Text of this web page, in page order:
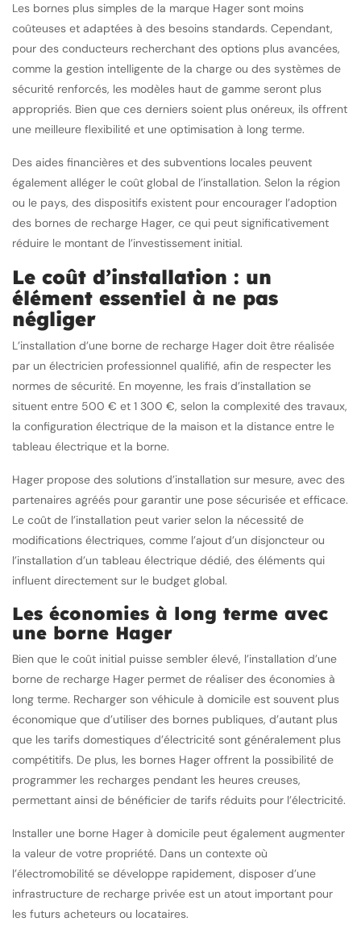
Les bornes plus simples de la marque Hager sont moins
coûteuses et adaptées à des besoins standards. Cependant,
pour des conducteurs recherchant des options plus avancées,
comme la gestion intelligente de la charge ou des systèmes de
sécurité renforcés, les modèles haut de gamme seront plus
appropriés. Bien que ces derniers soient plus onéreux, ils offrent
une meilleure flexibilité et une optimisation à long terme.
Des aides financières et des subventions locales peuvent
également alléger le coût global de l’installation. Selon la région
ou le pays, des dispositifs existent pour encourager l’adoption
des bornes de recharge Hager, ce qui peut significativement
réduire le montant de l’investissement initial.
Le coût d’installation : un
élément essentiel à ne pas
négliger
L’installation d’une borne de recharge Hager doit être réalisée
par un électricien professionnel qualifié, afin de respecter les
normes de sécurité. En moyenne, les frais d’installation se
situent entre 500 € et 1 300 €, selon la complexité des travaux,
la configuration électrique de la maison et la distance entre le
tableau électrique et la borne.
Hager propose des solutions d’installation sur mesure, avec des
partenaires agréés pour garantir une pose sécurisée et efficace.
Le coût de l’installation peut varier selon la nécessité de
modifications électriques, comme l’ajout d’un disjoncteur ou
l’installation d’un tableau électrique dédié, des éléments qui
influent directement sur le budget global.
Les économies à long terme avec
une borne Hager
Bien que le coût initial puisse sembler élevé, l’installation d’une
borne de recharge Hager permet de réaliser des économies à
long terme. Recharger son véhicule à domicile est souvent plus
économique que d’utiliser des bornes publiques, d’autant plus
que les tarifs domestiques d’électricité sont généralement plus
compétitifs. De plus, les bornes Hager offrent la possibilité de
programmer les recharges pendant les heures creuses,
permettant ainsi de bénéficier de tarifs réduits pour l’électricité.
Installer une borne Hager à domicile peut également augmenter
la valeur de votre propriété. Dans un contexte où
l’électromobilité se développe rapidement, disposer d’une
infrastructure de recharge privée est un atout important pour
les futurs acheteurs ou locataires.